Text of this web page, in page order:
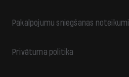
Pakalpojumu sniegšanas noteikumi
Privātuma politika